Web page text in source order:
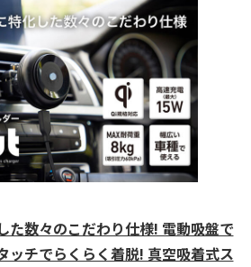
た数々のこだわり仕様! 電動吸盤で
ッチでらくらく着脱! 真空吸着式ス